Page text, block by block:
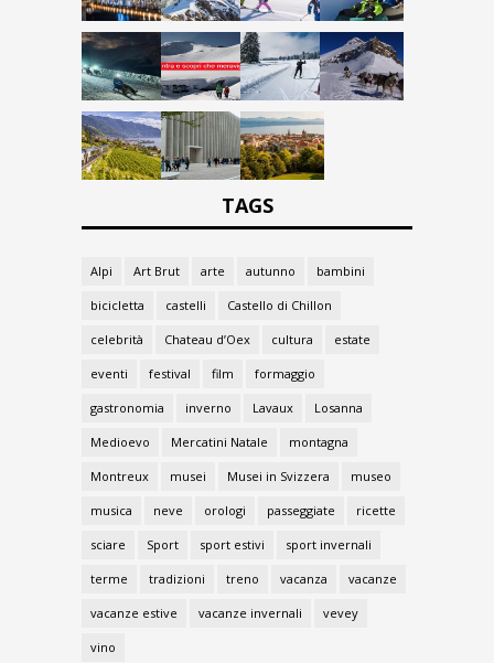
TAGS
Alpi Art Brut arte autunno bambini
bicicletta castelli Castello di Chillon
celebrità Chateau d’Oex cultura estate
eventi festival film formaggio
gastronomia inverno Lavaux Losanna
Medioevo Mercatini Natale montagna
Montreux musei Musei in Svizzera museo
musica neve orologi passeggiate ricette
sciare Sport sport estivi sport invernali
terme tradizioni treno vacanza vacanze
vacanze estive vacanze invernali vevey
vino